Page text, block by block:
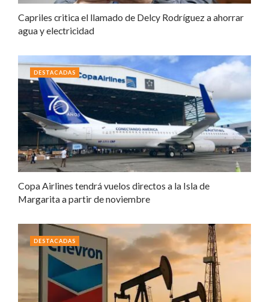
Capriles critica el llamado de Delcy Rodríguez a ahorrar
agua y electricidad
Copa Airlines tendrá vuelos directos a la Isla de
Margarita a partir de noviembre
DESTACADAS
DESTACADAS